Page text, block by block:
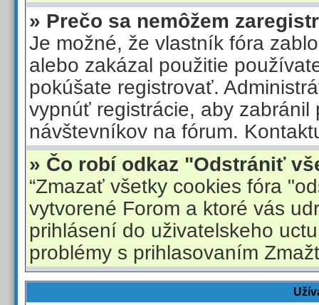
» Prečo sa nemôžem
Je možné, že vlastník fóra
alebo zakázal použitie
pokúšate registrovať.
vypnúť registrácie, aby zabránil
návštevníkov na fórum.
» Čo robí odkaz "Odstrániť
“Zmazať všetky cookies fóra
vytvorené Forom a ktoré vás
prihlásení do uživatelskeho
problémy s prihlasovaním